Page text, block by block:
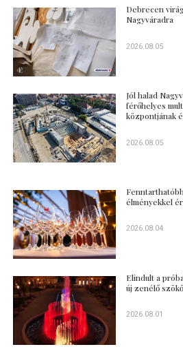
Debrecen
Nagyváradra
2026.08.05
Jól halad
férőhelyes
központjának
2026.08.05
élményekkel
2026.08.04
Elindult a
új zenélő
2026.08.01